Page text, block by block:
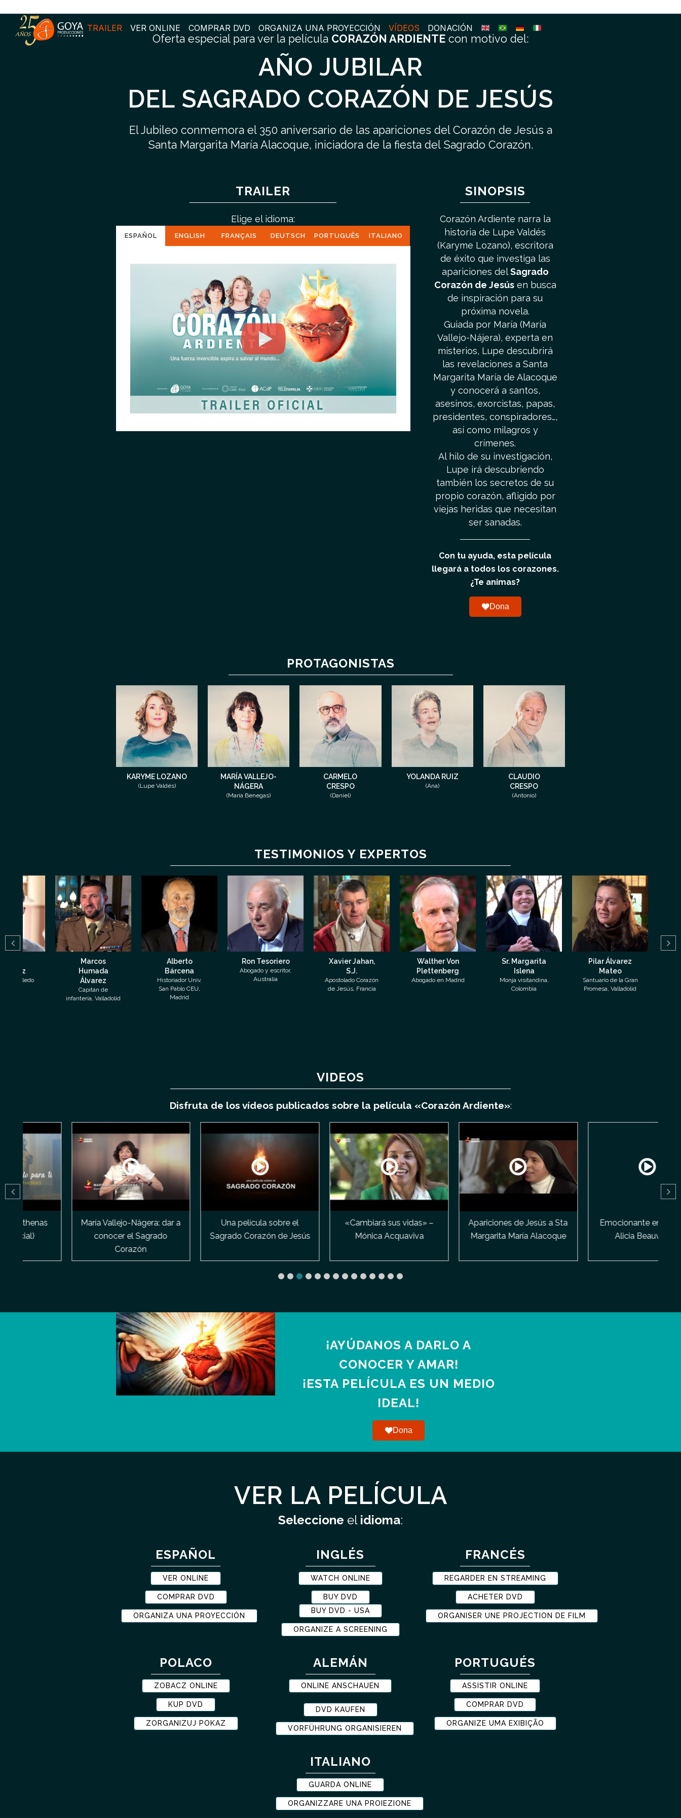
TRAILER VER ONLINE COMPRAR DVD ORGANIZA UNA PROYECCIÓN VÍDEOS DONACIÓN
Oferta especial para ver la película CORAZÓN ARDIENTEcon motivo del:
AÑO JUBILAR
DEL SAGRADO CORAZÓN DE JESÚS
El Jubileo conmemora el 350 aniversario de las apariciones del Corazón de Jesús a
Santa Margarita María Alacoque, iniciadora de la fiesta del Sagrado Corazón.
TRAILER
Elige el idioma:
ESPAÑOL ENGLISH FRANÇAIS DEUTSCH PORTUGUÊS ITALIANO
SINOPSIS
Corazón Ardiente narra la
historia de Lupe Valdés
(Karyme Lozano), escritora
de éxito que investiga las
apariciones delSagrado
Corazón de Jesúsen busca
de inspiración para su
próxima novela.
Guiada por María (María
Vallejo-Nájera), experta en
misterios, Lupe descubrirá
las revelaciones a Santa
Margarita María de Alacoque
y conocerá a santos,
asesinos, exorcistas, papas,
presidentes, conspiradores…,
así como milagros y
crímenes.
Al hilo de su investigación,
Lupe irá descubriendo
también los secretos de su
propio corazón, afligido por
viejas heridas que necesitan
ser sanadas.
Con tu ayuda, esta película
llegará a todos los corazones.
¿Te animas?
Dona
PROTAGONISTAS
KARYME LOZANO
(Lupe Valdés)
MARÍA VALLEJO-
NÁGERA
(María Benegas)
CARMELO
CRESPO
(Daniel)
YOLANDA RUIZ
(Ana)
CLAUDIO
CRESPO
(Antonio)
TESTIMONIOS Y EXPERTOS
infantería, Valladolid
Historiador Univ.
San Pablo CEU,
Ron Tesoriero
Abogado y escritor,
Xavier Jahan,
Apostolado Corazón
de Jesús, Francia
Walther Von
Plettenberg
Abogado en Madrid
Sr. Margarita
Monja visitandina,
Pilar Álvarez
Santuario de la Gran
Promesa, Valladolid
VIDEOS
Disfruta de los vídeos publicados sobre la película «Corazón Ardiente»:
María Vallejo-Nágera: dar a
conocer el Sagrado
Una película sobre el
Sagrado Corazón de Jesús
«Cambiará sus vidas» –
Mónica Acquaviva
Apariciones de Jesús a Sta
Margarita María Alacoque
Emocionante entrevista a
Alicia Beauvisage
¡AYÚDANOS A DARLO A
CONOCER Y AMAR!
¡ESTA PELÍCULA ES UN MEDIO
IDEAL!
Dona
VER LA PELÍCULA
Seleccione el idioma:
ESPAÑOL
VER ONLINE
COMPRAR DVD
ORGANIZA UNA PROYECCIÓN
INGLÉS
WATCH ONLINE
BUY DVD
BUY DVD - USA
ORGANIZE A SCREENING
FRANCÉS
REGARDER EN STREAMING
ACHETER DVD
ORGANISER UNE PROJECTION DE FILM
POLACO
ZOBACZ ONLINE
KUP DVD
ZORGANIZUJ POKAZ
ALEMÁN
ONLINE ANSCHAUEN
DVD KAUFEN
VORFÜHRUNG ORGANISIEREN
PORTUGUÉS
ASSISTIR ONLINE
COMPRAR DVD
ORGANIZE UMA EXIBIÇÃO
ITALIANO
GUARDA ONLINE
ORGANIZZARE UNA PROIEZIONE